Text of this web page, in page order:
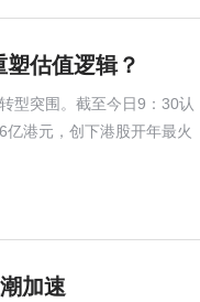
估值逻辑？
型突围。截至今日9：30认
港元，创下港股开年最火
加速